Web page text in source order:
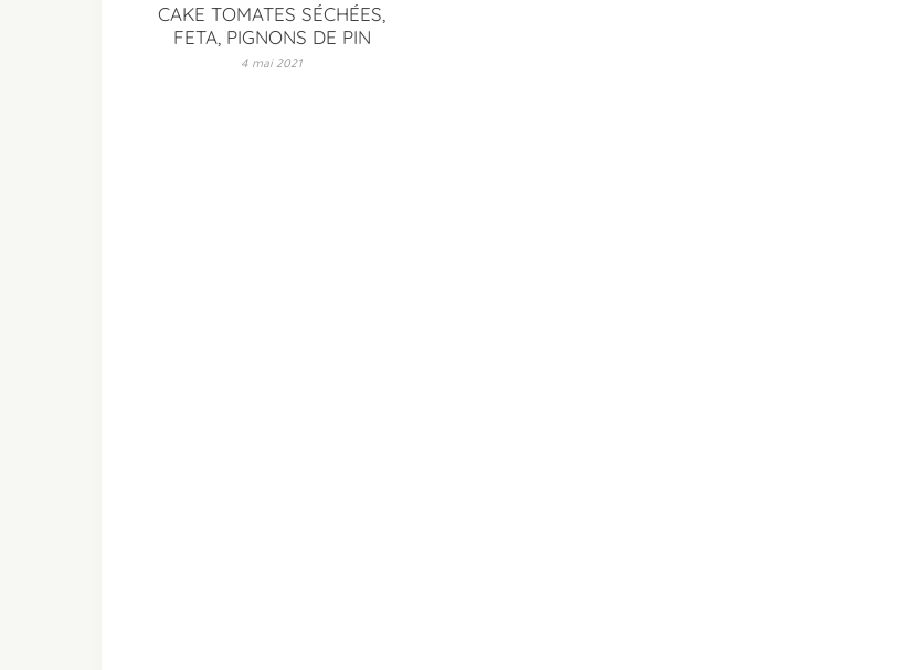
CAKE TOMATES SÉCHÉES,
FETA, PIGNONS DE PIN
4 mai 2021